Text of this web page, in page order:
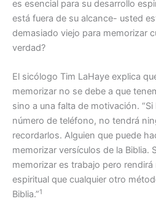
es esencial para su desarrollo
está fuera de su alcance- usted
demasiado viejo para memorizar
verdad?
El sicólogo Tim LaHaye explica
memorizar no se debe a que
sino a una falta de motivación.
número de teléfono, no tendrá
recordarlos. Alguien que puede
memorizar versículos de la Biblia.
memorizar es trabajo pero
espiritual que cualquier otro
Biblia.”1